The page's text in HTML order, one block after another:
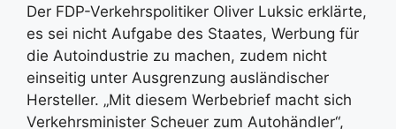
Der FDP-Verkehrspolitiker Oliver Luksic erklärte,
es sei nicht Aufgabe des Staates, Werbung für
die Autoindustrie zu machen, zudem nicht
einseitig unter Ausgrenzung ausländischer
Hersteller. „Mit diesem Werbebrief macht sich
Verkehrsminister Scheuer zum Autohändler“,